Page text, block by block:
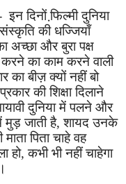
दिनों फि़ल्मी दुनिया
की धज्जियाँ
अच्छा और बुरा पक्ष
का काम करने वाली
का बीज़ क्यों नहीं बो
की शिक्षा दिलाने
दुनिया में पलने और
मुड़ जाती है,शायद उनके
पिता चाहे वह
हो,कभी भी नहीं चाहेगा